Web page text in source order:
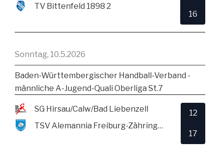
TV Bittenfeld 1898 2
16
Sonntag, 10.5.2026
Baden-Württembergischer Handball-Verband -
männliche A-Jugend-Quali Oberliga St.7
SG Hirsau/Calw/Bad Liebenzell
TSV Alemannia Freiburg-Zähringen
12
17